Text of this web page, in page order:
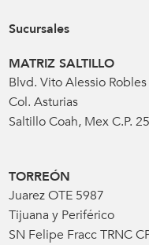
Sucursales
MATRIZ SALTILLO
Blvd. Vito Alessio
Col. Asturias
Saltillo Coah, Mex C.P.
TORREÓN
Juarez OTE 5987
Tijuana y Periférico
SN Felipe Fracc TRNC